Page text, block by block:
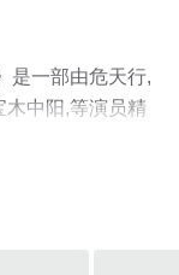
是一部由危天行,
木中阳,等演员精
（更新至8已完
视猫或剧情网